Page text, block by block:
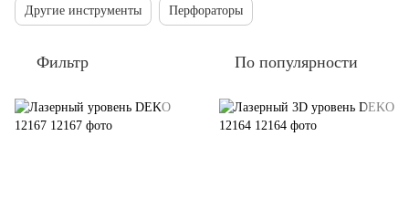
Другие инструменты Перфораторы
Фильтр По популярности